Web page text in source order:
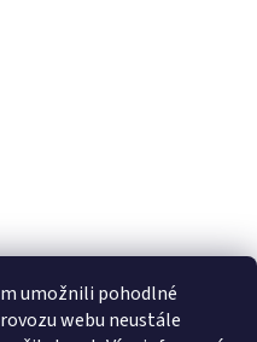
umožnili pohodlné
webu neustále